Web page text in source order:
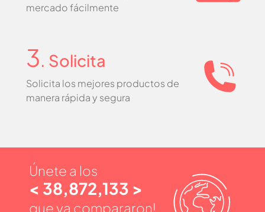
mercado fácilmente
3. Solicita
Solicita los mejores productos de
manera rápida y segura
Únete a los
< 38,872,133 >
que ya compararon!